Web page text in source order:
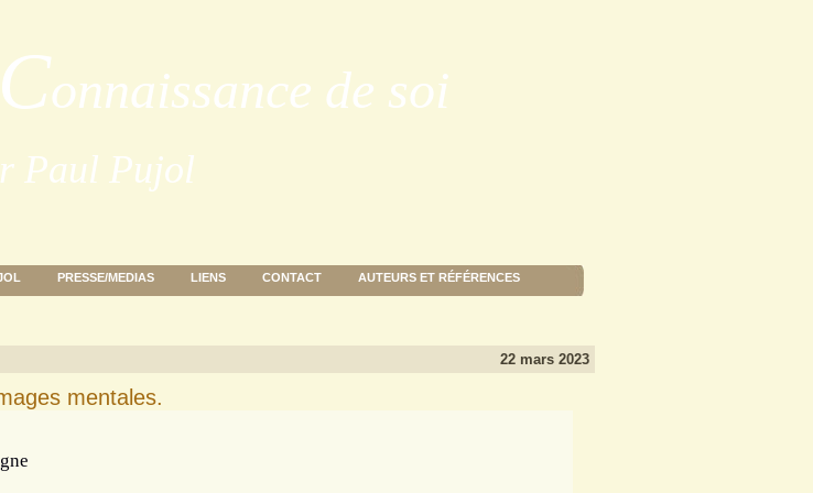
Connaissance de soi
Paul Pujol
PRESSE/MEDIAS LIENS CONTACT AUTEURS ET RÉFÉRENCES
22 mars 2023
mentales.